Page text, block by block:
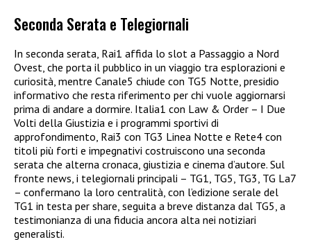
Seconda Serata e Telegiornali
In seconda serata, Rai1 affida lo slot a Passaggio a Nord
Ovest, che porta il pubblico in un viaggio tra esplorazioni e
curiosità, mentre Canale5 chiude con TG5 Notte, presidio
informativo che resta riferimento per chi vuole aggiornarsi
prima di andare a dormire. Italia1 con Law & Order – I Due
Volti della Giustizia e i programmi sportivi di
approfondimento, Rai3 con TG3 Linea Notte e Rete4 con
titoli più forti e impegnativi costruiscono una seconda
serata che alterna cronaca, giustizia e cinema d’autore. Sul
fronte news, i telegiornali principali – TG1, TG5, TG3, TG La7
– confermano la loro centralità, con l’edizione serale del
TG1 in testa per share, seguita a breve distanza dal TG5, a
testimonianza di una fiducia ancora alta nei notiziari
generalisti.